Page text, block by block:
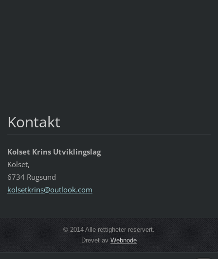
Kontakt
Kolset Krins Utviklingslag
Kolset,
6734 Rugsund
kolsetkrins@outlook.com
© 2014 Alle rettigheter reservert.
Drevet avWebnode